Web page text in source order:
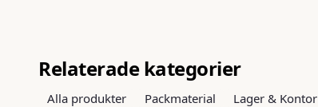
Relaterade kategorier
Alla produkter Packmaterial Lager & Kontor